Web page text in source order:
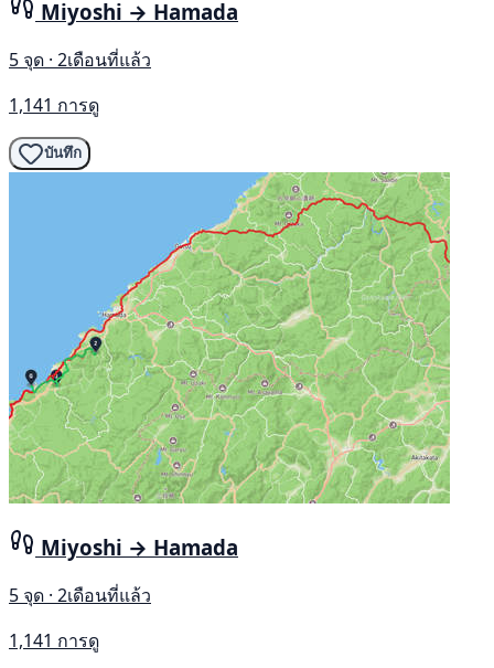
Miyoshi → Hamada
5 จุด · 2เดือนที่แล้ว
1,141 การดู
บันทึก
Miyoshi → Hamada
5 จุด · 2เดือนที่แล้ว
1,141 การดู